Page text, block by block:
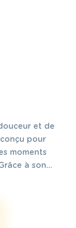
et de
pour
moments
à son
rassurante